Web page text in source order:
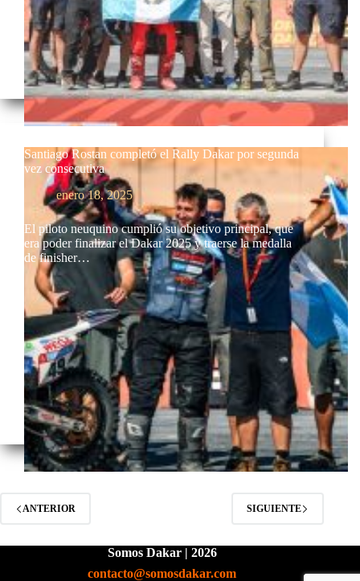
Santiago Rostan completó el Rally Dakar por segunda
vez consecutiva
enero 18, 2025
El piloto neuquino cumplió su objetivo principal, que
era poder finalizar el Dakar 2025 y traerse la medalla
de finisher…
ANTERIOR SIGUIENTE
Somos Dakar | 2026
contacto@somosdakar.com